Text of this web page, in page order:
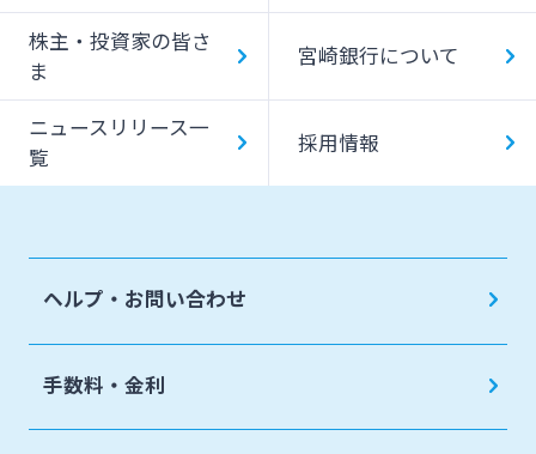
株主・投資家の皆さ
ま
宮崎銀行について
ニュースリリース一
覧
採用情報
ヘルプ・お問い合わせ
手数料・金利